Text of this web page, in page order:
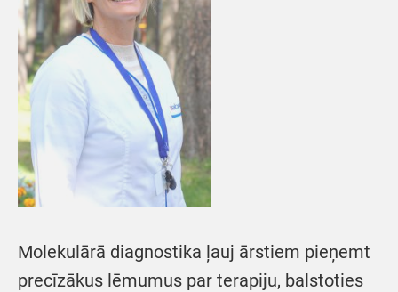
Molekulārā diagnostika ļauj ārstiem pieņemt
precīzākus lēmumus par terapiju, balstoties